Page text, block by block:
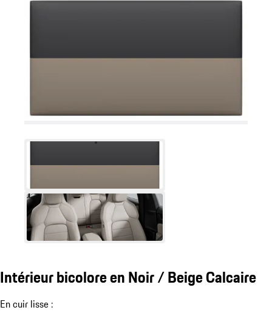
Intérieur bicolore en Noir / Beige Calcaire
En cuir lisse :